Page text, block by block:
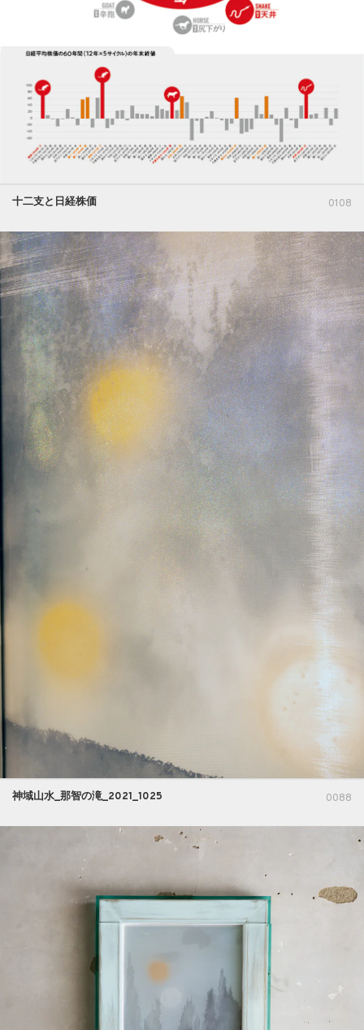
0108
十二支と日経株価
0088
神域山水_那智の滝_2021_1025